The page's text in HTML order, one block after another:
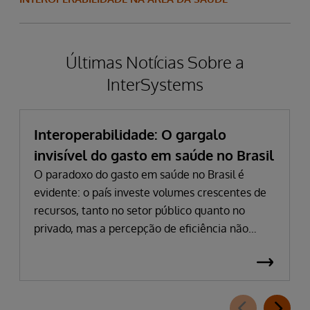
Últimas Notícias Sobre a
InterSystems
Interoperabilidade: O gargalo
invisível do gasto em saúde no Brasil
O paradoxo do gasto em saúde no Brasil é
evidente: o país investe volumes crescentes de
recursos, tanto no setor público quanto no
privado, mas a percepção de eficiência não
público atingiu 5,03% do PIB, impulsionado por
em termos nominais. Na saúde suplementar, a